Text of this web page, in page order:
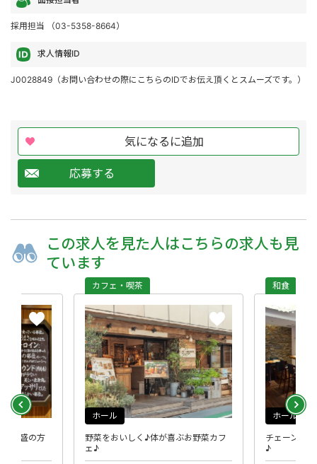
採用担当 （03-5358-8664）
求人情報ID
J0028849（お問い合わせの際にこちらのIDでお伝え頂くとスムーズです。）
気になるに追加
応募する
この求人を 見た人はこちらの求人も 見
ています
旺盛の方
野菜をおいしく♪体が喜ぶお野菜カフ
ェ♪
カフェ・喫茶
ホール
チェーン店
♪
和食
ホール